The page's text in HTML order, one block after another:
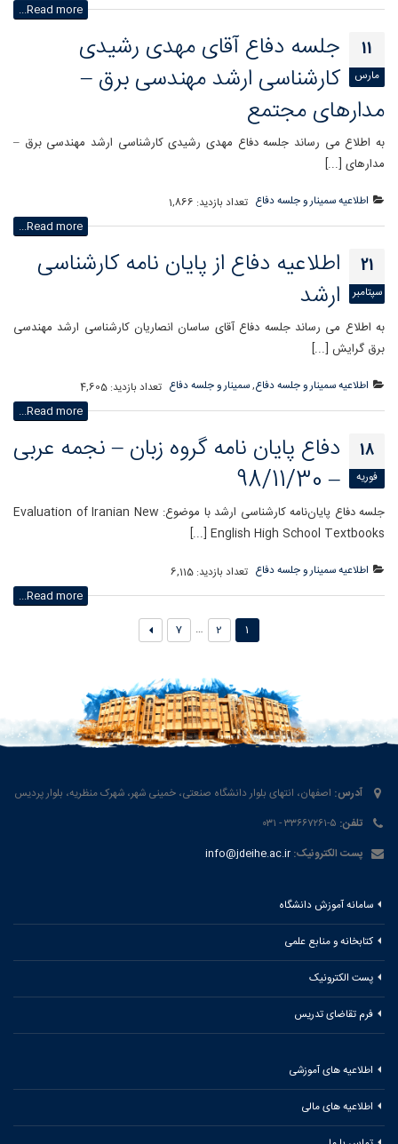
Read more...
11
مارس
جلسه دفاع آقای مهدی رشیدی
کارشناسی ارشد مهندسی برق –
مدارهای مجتمع
به اطلاع می رساند جلسه دفاع مهدی رشیدی کارشناسی ارشد مهندسی برق –
مدارهای [...]
اطلاعیه سمینار و جلسه دفاع تعداد بازدید: 1,866
Read more...
21
سپتامبر
اطلاعیه دفاع از پایان نامه کارشناسی
ارشد
به اطلاع می رساند جلسه دفاع آقای ساسان انصاریان کارشناسی ارشد مهندسی
برق گرایش [...]
اطلاعیه سمینار و جلسه دفاع,سمینار و جلسه دفاع تعداد بازدید: 4,605
Read more...
18
فوریه
دفاع پایان نامه گروه زبان – نجمه عربی
– 98/11/30
جلسه دفاع پايان‌نامه کارشناسی ارشد با موضوع: Evaluation of Iranian New
English High School Textbooks [...]
اطلاعیه سمینار و جلسه دفاع تعداد بازدید: 6,115
Read more...
1
2
…
7
آدرس: اصفهان، انتهای بلوار دانشگاه صنعتی، خمینی شهر، شهرک منظریه، بلوار پردیس
تلفن: ۵-۳۳۶۶۷۲۶۱ - ۰۳۱
پست الکترونیک: info@jdeihe.ac.ir
سامانه آموزش دانشگاه
کتابخانه و منابع علمی
پست الکترونیک
فرم تقاضای تدریس
اطلاعیه های آموزشی
اطلاعیه های مالی